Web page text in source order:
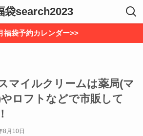
袋search2023
福袋予約カレンダー>>
マイルクリームは薬局(マ
ロフトなどで市販して
8月10日